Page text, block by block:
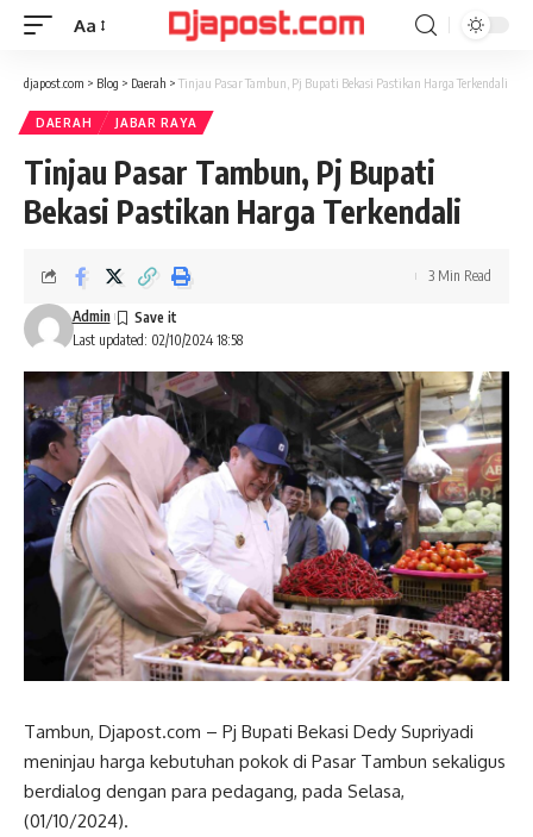
Font
Aa
djapost.com > Blog > Daerah > Tinjau Pasar Tambun, Pj Bupati Bekasi Pastikan Harga Terkendali
DAERAH JABAR RAYA
Tinjau Pasar Tambun, Pj Bupati
Bekasi Pastikan Harga Terkendali
Last updated: 02/10/2024 18:58
Admin
3 Min Read
Tambun, Djapost.com – Pj Bupati Bekasi Dedy Supriyadi
meninjau harga kebutuhan pokok di Pasar Tambun sekaligus
berdialog dengan para pedagang, pada Selasa,
(01/10/2024).